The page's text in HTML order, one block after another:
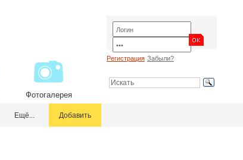
Фотогалерея
Регистрация Забыли?
Ещё... Добавить